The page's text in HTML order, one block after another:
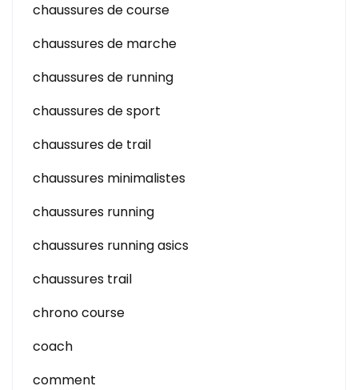
chaussures de course
chaussures de marche
chaussures de running
chaussures de sport
chaussures de trail
chaussures minimalistes
chaussures running
chaussures running asics
chaussures trail
chrono course
coach
comment